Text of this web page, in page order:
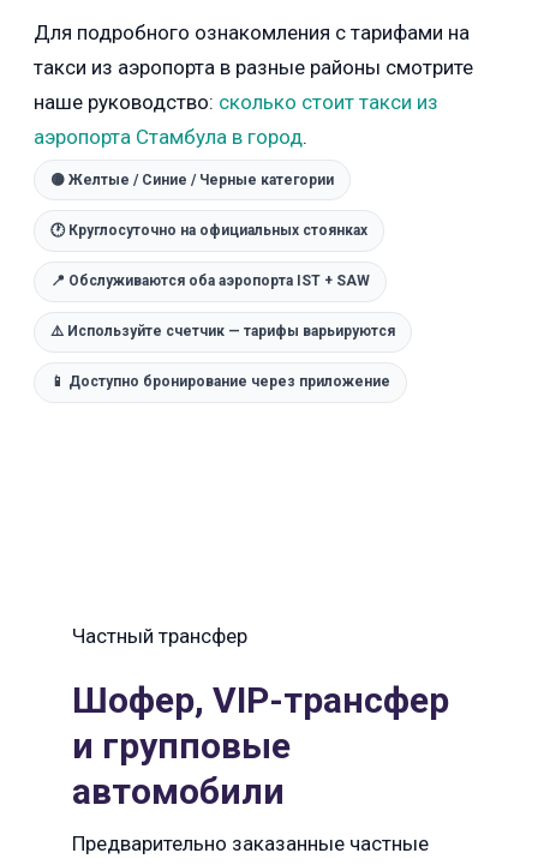
Для подробного ознакомления с тарифами на
такси из аэропорта в разные районы смотрите
наше руководство: сколько стоит такси из
аэропорта Стамбула в город.
🟡 Желтые / Синие / Черные категории
🕐 Круглосуточно на официальных стоянках
📍 Обслуживаются оба аэропорта IST + SAW
⚠️ Используйте счетчик — тарифы варьируются
📱 Доступно бронирование через приложение
Частный трансфер
Шофер, VIP-трансфер
и групповые
автомобили
Предварительно заказанные частные